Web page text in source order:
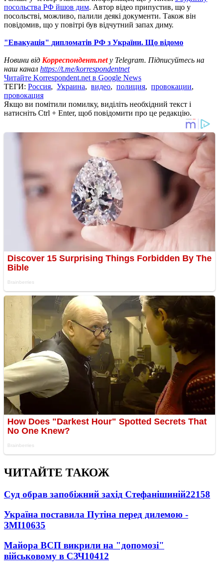
посольства РФ йшов дим. Автор відео припустив, що у
посольстві, можливо, палили деякі документи. Також він
повідомив, що у повітрі був відчутний запах диму.
"Евакуація" дипломатів РФ з України. Що відомо
Новини від Корреспондент.netу Telegram. Підписуйтесь на
наш канал https://t.me/korrespondentnet
Читайте Korrespondent.net в Google News
ТЕГИ: Россия, Украина, видео, полиция, провокации,
провокация
Якщо ви помітили помилку, виділіть необхідний текст і
натисніть Ctrl + Enter, щоб повідомити про це редакцію.
ЧИТАЙТЕ ТАКОЖ
Суд обрав запобіжний захід Стефанішиній22158
Україна поставила Путіна перед дилемою -
ЗМІ10635
Майора ВСП викрили на "допомозі"
військовому в СЗЧ10412